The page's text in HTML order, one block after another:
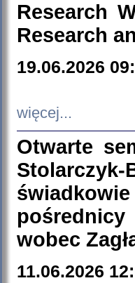
Research
Research
19.06.2026
więcej...
Otwarte
wobec
11.06.2026